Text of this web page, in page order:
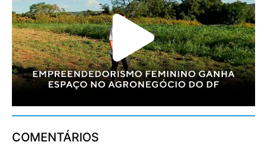
COMENTÁRIOS